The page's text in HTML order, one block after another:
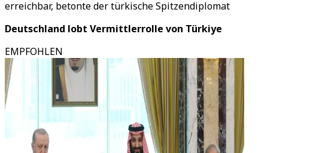
erreichbar, betonte der türkische Spitzendiplomat
Deutschland lobt Vermittlerrolle von Türkiye
EMPFOHLEN